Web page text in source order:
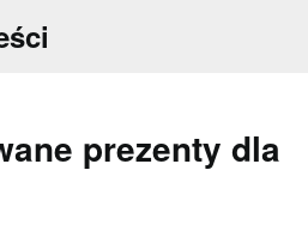
prezenty dla